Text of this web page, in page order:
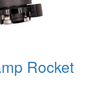
Rocket